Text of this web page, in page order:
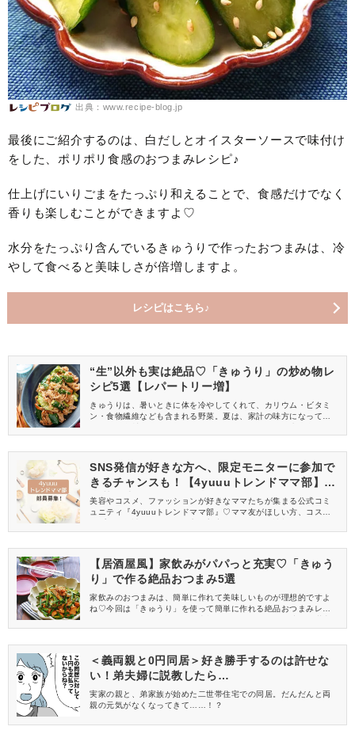
出典：www.recipe-blog.jp
最後にご紹介するのは、白だしとオイスターソースで味付け
をした、ポリポリ食感のおつまみレシピ♪
仕上げにいりごまをたっぷり和えることで、食感だけでなく
香りも楽しむことができますよ♡
水分をたっぷり含んでいるきゅうりで作ったおつまみは、冷
やして食べると美味しさが倍増しますよ。
レシピはこちら♪
“生”以外も実は絶品♡「きゅうり」の炒め物レ
シピ5選【レパートリー増】
きゅうりは、暑いときに体を冷やしてくれて、カリウム・ビタミ
ン・食物繊維なども含まれる野菜。夏は、家計の味方になってく
メージが強いですが、実は炒めても絶品なんです！副菜に、メイ
活用できる、おすすめ炒め物レシピ5つをご紹介します♪
SNS発信が好きな方へ、限定モニターに参加で
きるチャンスも！【4yuuuトレンドママ部】部
員募集中
美容やコスメ、ファッションが好きなママたちが集まる公式コミ
ュニティ『4yuuuトレンドママ部』♡ママ友がほしい方、コスメサ
信してくれる方を募集しています！
【居酒屋風】家飲みがパパっと充実♡「きゅう
り」で作る絶品おつまみ5選
家飲みのおつまみは、簡単に作れて美味しいものが理想的ですよ
ね♡今回は「きゅうり」を使って簡単に作れる絶品おつまみレシピ
しましょう！
＜義両親と0円同居＞好き勝手するのは許せな
い！弟夫婦に説教したら…
実家の親と、弟家族が始めた二世帯住宅での同居。だんだんと両
親の元気がなくなってきて……！？